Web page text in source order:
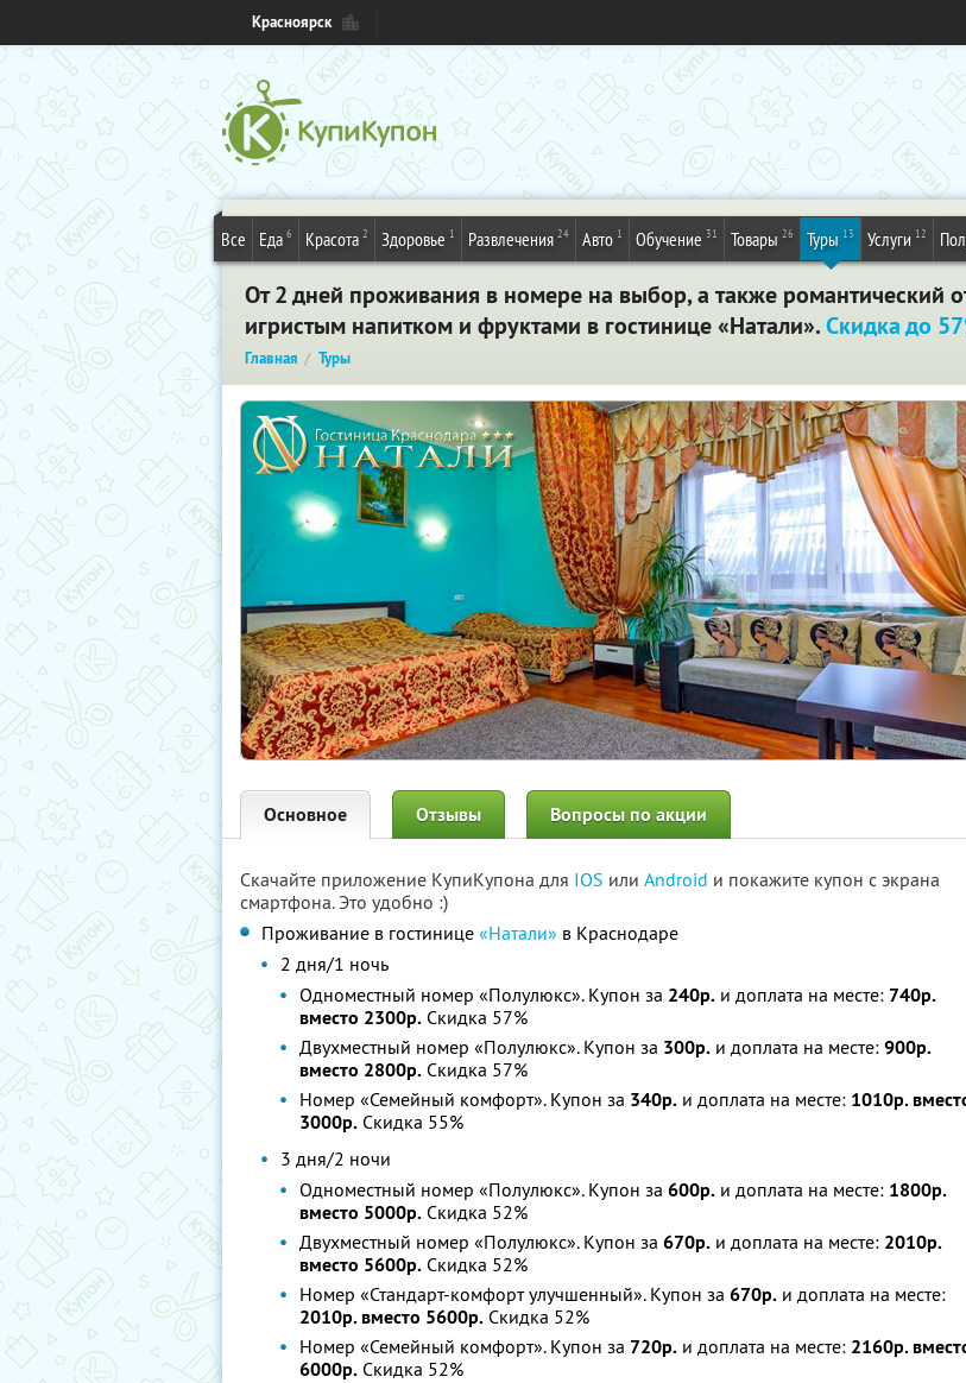
Красноярск
Все Еда 6 Красота 2 Здоровье 1 Развлечения 24 Авто 1 Обучение 31 Товары 26 Туры 13 Услуги 12
От 2 дней проживания в номере на выбор, а также романтический
игристым напитком и фруктами в гостинице «Натали».Скидка до
Главная Туры
Основное Отзывы Вопросы по акции
Скачайте приложение КупиКупона для IOS или Android и покажите купон с экрана
смартфона. Это удобно :)
Проживание в гостинице «Натали» в Краснодаре
2 дня/1 ночь
Одноместный номер «Полулюкс». Купон за 240р. и доплата на месте: 740р.
вместо 2300р. Скидка 57%
Двухместный номер «Полулюкс». Купон за 300р. и доплата на месте: 900р.
вместо 2800р. Скидка 57%
Номер «Семейный комфорт». Купон за 340р. и доплата на месте: 1010р.
3000р. Скидка 55%
3 дня/2 ночи
Одноместный номер «Полулюкс». Купон за 600р. и доплата на месте: 1800р.
вместо 5000р. Скидка 52%
Двухместный номер «Полулюкс». Купон за 670р. и доплата на месте: 2010р.
вместо 5600р. Скидка 52%
Номер «Стандарт-комфорт улучшенный». Купон за 670р. и доплата на месте:
2010р. вместо 5600р. Скидка 52%
Номер «Семейный комфорт». Купон за 720р. и доплата на месте: 2160р.
6000р. Скидка 52%